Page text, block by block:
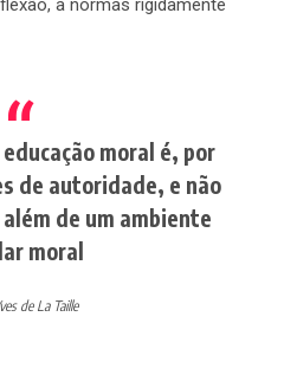
a normas rigidamente
moral é, por
de autoridade, e não
de um ambiente
moral
de La Taille